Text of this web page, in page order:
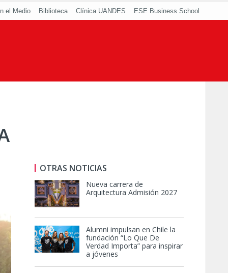
el Medio Biblioteca Clínica UANDES ESE Business School
OTRAS NOTICIAS
Nueva carrera de
Arquitectura Admisión 2027
Alumni impulsan en Chile la
fundación “Lo Que De
Verdad Importa” para inspirar
a jóvenes